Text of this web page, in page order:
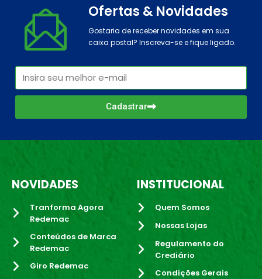
Ofertas & Novidades
Gostaria de receber novidades em sua
caixa postal? Inscreva-se e fique ligado.
Cadastrar
NOVIDADES
Tranforma Agora
Redemac
Conteúdos de Marca
Redemac
Giro Redemac
INSTITUCIONAL
Quem Somos
Nossas Lojas
Regulamento do
Crediário
Condições Gerais